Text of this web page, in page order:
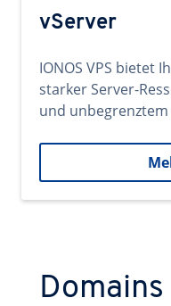
vServer
IONOS VPS bietet
starker Server-
und unbegrenztem